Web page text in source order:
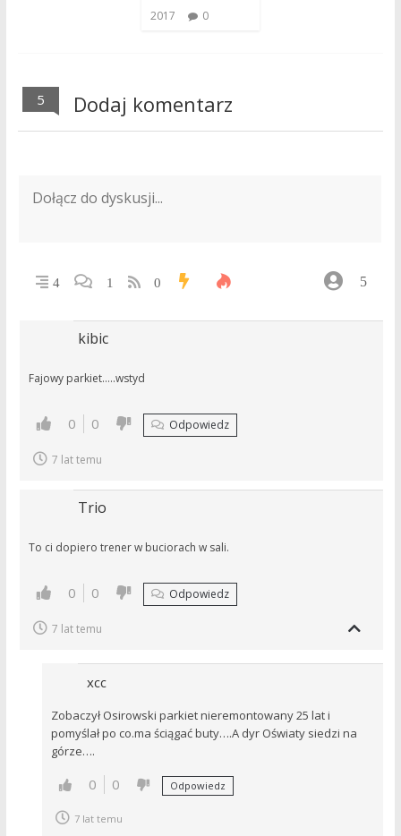
2017
0
5 Dodaj komentarz
4 1 0 5
kibic
Fajowy parkiet…..wstyd
0 0 Odpowiedz
7 lat temu
Trio
To ci dopiero trener w buciorach w sali.
0 0 Odpowiedz
7 lat temu
xcc
Zobaczył Osirowski parkiet nieremontowany 25 lat i
pomyślał po co.ma ściągać buty….A dyr Oświaty siedzi na
górze….
0 0 Odpowiedz
7 lat temu